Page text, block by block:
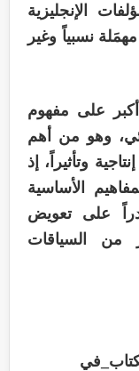
الإنجليزية
نسبياً وغير
على مفهوم
وهو من أهم
وتأثيراً، إذ
الأساسية
على تعويض
من السياقات